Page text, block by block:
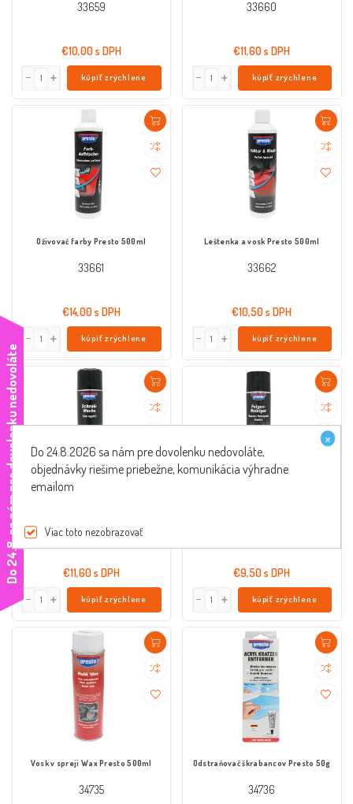
33659
€10,00 s DPH
kúpiť zrýchlene
33660
€11,60 s DPH
kúpiť zrýchlene
Oživovač farby Presto 500ml
33661
€14,00 s DPH
kúpiť zrýchlene
Leštenka a vosk Presto 500ml
33662
€10,50 s DPH
kúpiť zrýchlene
33663
€11,60 s DPH
kúpiť zrýchlene
€9,50 s DPH
kúpiť zrýchlene
Vosk v spreji Wax Presto 500ml
34735
Odstraňovač škrabancov Presto 50g
34736
D
o
2
4
.
8
.
s
a
n
á
m
p
r
e
d
o
v
o
l
e
n
k
u
n
e
d
o
v
o
l
á
t
e ×
Do 24.8.2026 sa nám pre dovolenku nedovoláte,
objednávky riešime priebežne, komunikácia výhradne
emailom
Viac toto nezobrazovať